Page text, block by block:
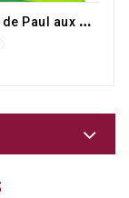
L
'Epître de Paul aux Romains